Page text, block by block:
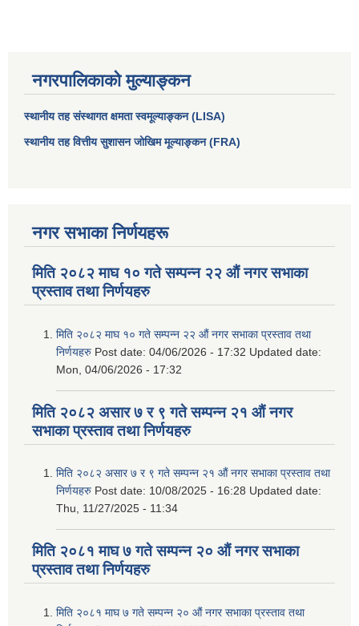
नगरपालिकाको मुल्याङ्कन
स्थानीय तह संस्थागत क्षमता स्वमूल्याङ्कन (LISA)
स्थानीय तह वित्तीय सुशासन जोखिम मूल्याङ्कन (FRA)
नगर सभाका निर्णयहरू
मिति २०८२ माघ १० गते सम्पन्न २२ औं नगर सभाका
प्रस्ताव तथा निर्णयहरु
मिति २०८२ माघ १० गते सम्पन्न २२ औं नगर सभाका प्रस्ताव तथा
निर्णयहरु Post date: 04/06/2026 - 17:32 Updated date:
Mon, 04/06/2026 - 17:32
मिति २०८२ असार ७ र ९ गते सम्पन्न २१ औं नगर
सभाका प्रस्ताव तथा निर्णयहरु
मिति २०८२ असार ७ र ९ गते सम्पन्न २१ औं नगर सभाका प्रस्ताव तथा
निर्णयहरु Post date: 10/08/2025 - 16:28 Updated date:
Thu, 11/27/2025 - 11:34
मिति २०८१ माघ ७ गते सम्पन्न २० औं नगर सभाका
प्रस्ताव तथा निर्णयहरु
मिति २०८१ माघ ७ गते सम्पन्न २० औं नगर सभाका प्रस्ताव तथा